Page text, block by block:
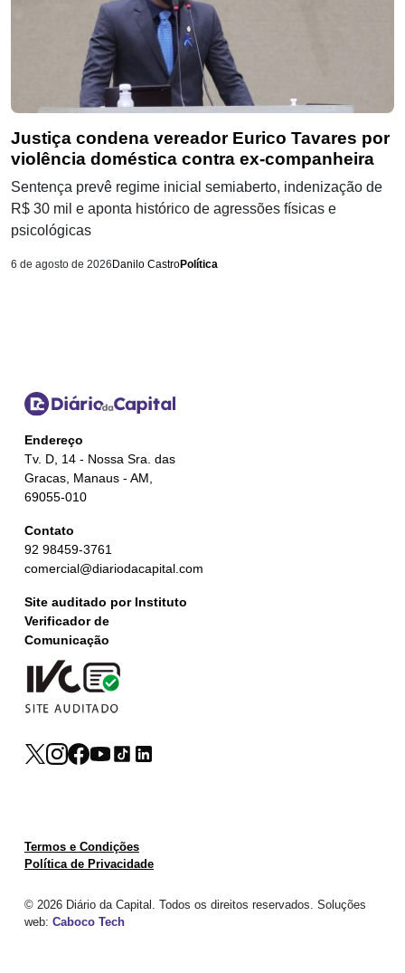
Justiça condena vereador Eurico Tavares por
violência doméstica contra ex-companheira
Sentença prevê regime inicial semiaberto, indenização de
R$ 30 mil e aponta histórico de agressões físicas e
psicológicas
6 de agosto de 2026 Danilo CastroPolítica
Endereço
Tv. D, 14 - Nossa Sra. das
Gracas, Manaus - AM,
69055-010
Contato
92 98459-3761
comercial@diariodacapital.com
Site auditado por Instituto
Verificador de
Comunicação
© 2026 Diário da Capital. Todos os direitos reservados. Soluções
web: Caboco Tech
Termos e Condições
Política de Privacidade